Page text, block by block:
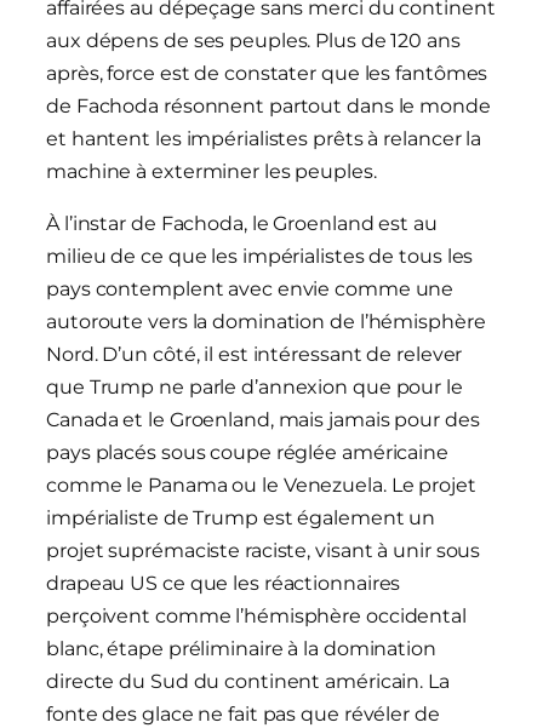
affairées au dépeçage sans merci du continent
aux dépens de ses peuples. Plus de 120 ans
après, force est de constater que les fantômes
de Fachoda résonnent partout dans le monde
et hantent les impérialistes prêts à relancer la
machine à exterminer les peuples.
À l’instar de Fachoda, le Groenland est au
milieu de ce que les impérialistes de tous les
pays contemplent avec envie comme une
autoroute vers la domination de l’hémisphère
Nord. D’un côté, il est intéressant de relever
que Trump ne parle d’annexion que pour le
Canada et le Groenland, mais jamais pour des
pays placés sous coupe réglée américaine
comme le Panama ou le Venezuela. Le projet
impérialiste de Trump est également un
projet suprémaciste raciste, visant à unir sous
drapeau US ce que les réactionnaires
perçoivent comme l’hémisphère occidental
blanc, étape préliminaire à la domination
directe du Sud du continent américain. La
fonte des glace ne fait pas que révéler de